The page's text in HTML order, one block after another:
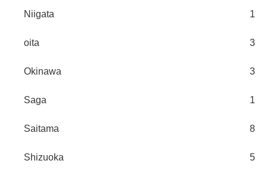
Niigata 1
oita 3
Okinawa 3
Saga 1
Saitama 8
Shizuoka 5